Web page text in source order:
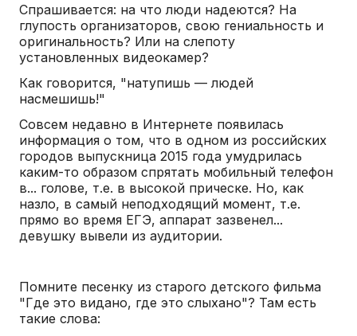
Спрашивается: на что люди надеются? На
глупость организаторов, свою гениальность и
оригинальность? Или на слепоту
установленных видеокамер?
Как говорится, "натупишь — людей
насмешишь!"
Совсем недавно в Интернете появилась
информация о том, что в одном из российских
городов выпускница 2015 года умудрилась
каким-то образом спрятать мобильный телефон
в... голове, т.е. в высокой прическе. Но, как
назло, в самый неподходящий момент, т.е.
прямо во время ЕГЭ, аппарат зазвенел...
девушку вывели из аудитории.
Помните песенку из старого детского фильма
"Где это видано, где это слыхано"? Там есть
такие слова: